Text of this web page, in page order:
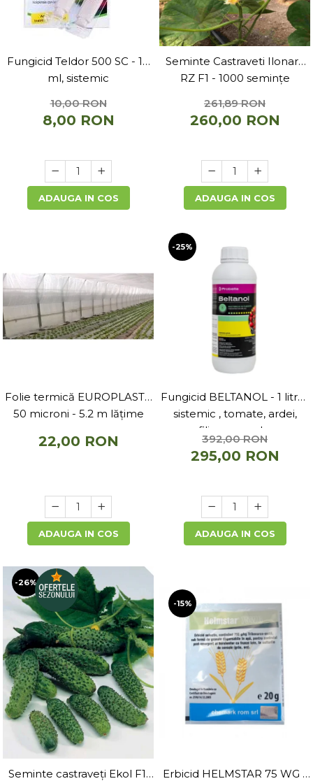
Fungicid Teldor 500 SC - 10
ml, sistemic
10,00 RON
8,00 RON
ADAUGA IN COS
Seminte Castraveti Ilonara
RZ F1 - 1000 semințe
261,89 RON
260,00 RON
ADAUGA IN COS
Folie termică EUROPLAST -
50 microni - 5.2 m lățime
22,00 RON
ADAUGA IN COS
-25%
Fungicid BELTANOL - 1 litru ,
sistemic , tomate, ardei,
ofilirea vasculara
392,00 RON
295,00 RON
ADAUGA IN COS
-26%
Seminte castraveți Ekol F1,
-15%
Erbicid HELMSTAR 75 WG -